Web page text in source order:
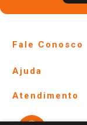
Fale Conosco
Lojas Físicas e
Ofertas
Ajuda
Formas de
Atendimento